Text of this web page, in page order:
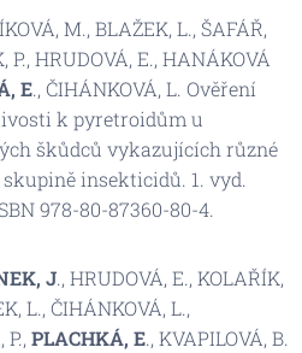
M., BLAŽEK, L., ŠAFÁŘ,
P., HRUDOVÁ, E., HANÁKOVÁ
E., ČIHÁNKOVÁ, L. Ověření
k pyretroidům u
škůdců vykazujících různé
insekticidů. 1. vyd.
978-80-87360-80-4.
J., HRUDOVÁ, E., KOLAŘÍK,
L., ČIHÁNKOVÁ, L.,
PLACHKÁ, E., KVAPILOVÁ, B.